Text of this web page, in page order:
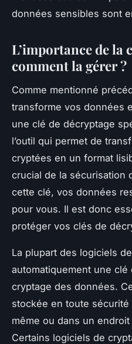
données sensibles sont
L’importance de la
comment la gérer ?
Comme mentionné
transforme vos données
une clé de décryptage
l’outil qui permet de
cryptées en un format
crucial de la sécurisation
cette clé, vos données
pour vous. Il est donc
protéger vos clés de
La plupart des logiciels
automatiquement une
cryptage des données.
stockée en toute sécurité
même ou dans un
Certains logiciels de